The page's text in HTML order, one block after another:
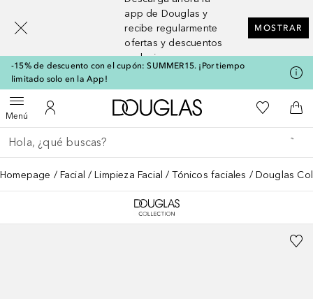
app de Douglas y
recibe regularmente
ofertas y descuentos
exclusivos
MOSTRAR
-15% de descuento con el cupón: SUMMER15. ¡Por tiempo
limitado solo en la App!
MenúAbrir menúMi cuenta
A Douglas HomeMi lista de
A
Regresar
Ejecutar búsqueda
Homepage Facial Limpieza Facial Tónicos faciales Douglas
[navigation.slideout.screenreader]